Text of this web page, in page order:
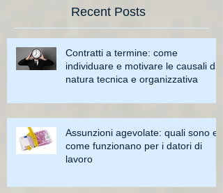
Recent Posts
Contratti a termine: come
individuare e motivare le causali di
natura tecnica e organizzativa
Assunzioni agevolate: quali sono e
come funzionano per i datori di
lavoro